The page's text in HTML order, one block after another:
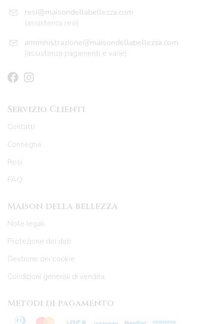
resi@maisondellabellezza.com
(assistenza resi)
amministrazione@maisondellabellezza.com
(assistenza pagamenti e varie)
Servizio Clienti
Contatti
Consegna
Resi
FAQ
Maison della bellezza
Note legali
Protezione dei dati
Gestione dei cookie
Condizioni generali di vendita
Metodi di pagamento